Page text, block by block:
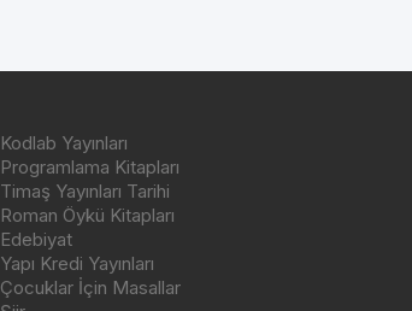
Kodlab Yayınları
Programlama Kitapları
Timaş Yayınları Tarihi
Roman Öykü Kitapları
Edebiyat
Yapı Kredi Yayınları
Çocuklar İçin Masallar